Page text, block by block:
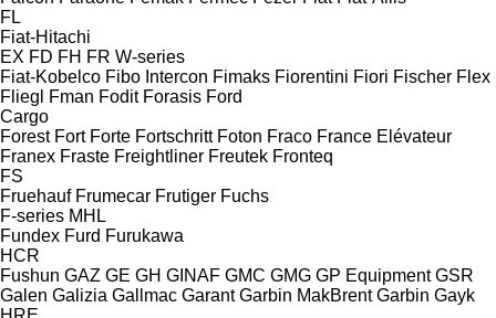
FL
Fiat-Hitachi
EX FD FH FR W-series
Fiat-Kobelco Fibo Intercon Fimaks Fiorentini Fiori Fischer Flex
Fliegl
Fman Fodit Forasis Ford
Cargo
Forest Fort Forte Fortschritt Foton Fraco France Elévateur
Franex Fraste Freightliner Freutek Fronteq
FS
Fruehauf Frumecar Frutiger Fuchs
F-series MHL
Fundex Furd Furukawa
HCR
Fushun GAZ GE GH GINAF GMC GMG GP Equipment GSR
Galen Galizia Gallmac Garant Garbin MakBrent Garbin Gayk